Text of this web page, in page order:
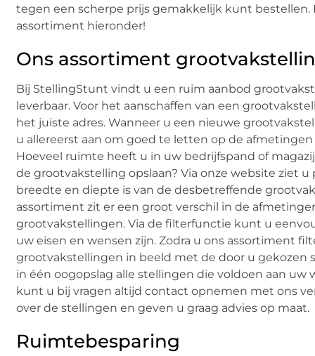
tegen een scherpe prijs gemakkelijk kunt bestellen.
assortiment hieronder!
Ons assortiment
Bij StellingStunt vindt u een ruim aanbod
leverbaar. Voor het aanschaffen van een
het juiste adres. Wanneer u een nieuwe
u allereerst aan om goed te letten op de
Hoeveel ruimte heeft u in uw bedrijfspand of
de grootvakstelling opslaan? Via onze website ziet
breedte en diepte is van de desbetreffende
assortiment zit er een groot verschil in de
grootvakstellingen. Via de filterfunctie kunt u
uw eisen en wensen zijn. Zodra u ons assortiment
grootvakstellingen in beeld met de door u gekozen
in één oogopslag alle stellingen die voldoen aan uw
kunt u bij vragen altijd contact opnemen met ons
over de stellingen en geven u graag advies op maat.
Ruimtebesparing